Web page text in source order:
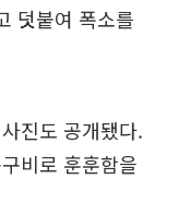
덧붙여 폭소를
진도 공개됐다.
비로 훈훈함을